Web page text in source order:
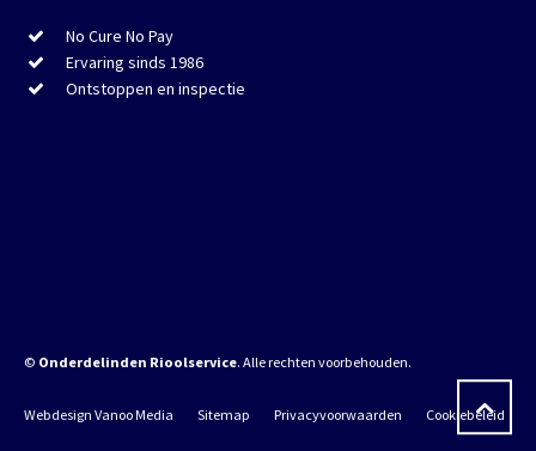
No Cure No Pay
Ervaring sinds 1986
Ontstoppen en inspectie
© Onderdelinden Rioolservice. Alle rechten voorbehouden.
Webdesign Vanoo Media Sitemap Privacyvoorwaarden Cookiebeleid